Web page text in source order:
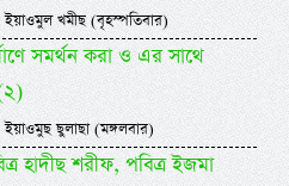
খমীছ (বৃহস্পতিবার)
সমর্থন করা ও এর সাথে
ছুলাছা (মঙ্গলবার)
হাদীছ শরীফ, পবিত্র ইজমা